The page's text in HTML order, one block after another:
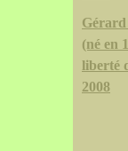
(né en
liberté
2008